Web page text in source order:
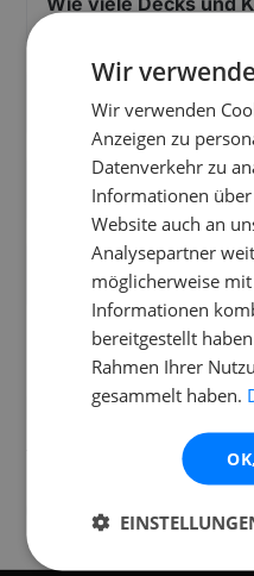
Welche Effekte bietet
GO+?
Hat der Denon DJ
integrierten
Hat der Denon DJ
Kopfhörer-Ausgang?
Standorte
Verfügbar an
Wir
Wir verwenden
Anzeigen zu
Datenverkehr zu
Informationen
Website auch an
Analysepartner
möglicherweise
Informationen
bereitgestellt
Rahmen Ihrer
gesammelt haben.